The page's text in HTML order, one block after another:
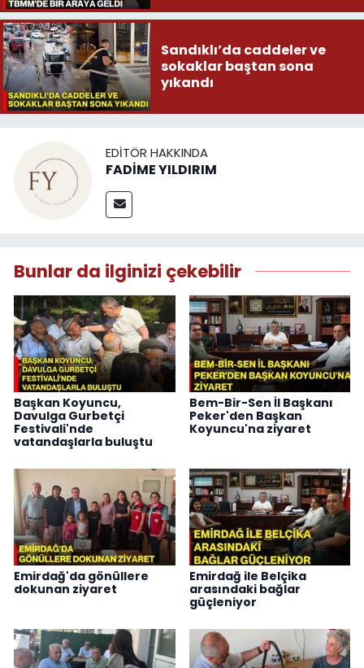
Sandıklı’da caddeler ve
sokaklar baştan sona
yıkandı
EDITÖR HAKKINDA
FADİME YILDIRIM
Bunlar da ilginizi çekebilir
Başkan Koyuncu,
Davulga Gurbetçi
Festivali'nde
vatandaşlarla buluştu
Bem-Bir-Sen İl Başkanı
Peker'den Başkan
Koyuncu'na ziyaret
Emirdağ'da gönüllere
dokunan ziyaret
Emirdağ ile Belçika
arasındaki bağlar
güçleniyor